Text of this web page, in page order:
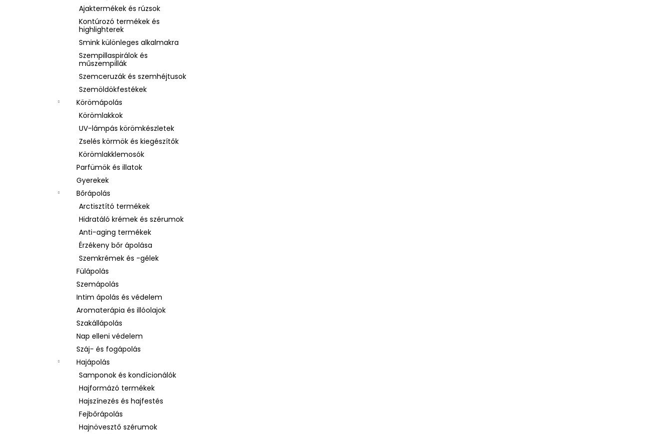
Ajaktermékek és rúzsok
Kontúrozó termékek és
highlighterek
Smink különleges alkalmakra
Szempillaspirálok és
műszempillák
Szemceruzák és szemhéjtusok
Szemöldökfestékek
Körömápolás
Körömlakkok
UV-lámpás körömkészletek
Zselés körmök és kiegészítők
Körömlakklemosók
Parfümök és illatok
Gyerekek
Bőrápolás
Arctisztító termékek
Hidratáló krémek és szérumok
Anti-aging termékek
Érzékeny bőr ápolása
Szemkrémek és -gélek
Fülápolás
Szemápolás
Intim ápolás és védelem
Aromaterápia és illóolajok
Szakállápolás
Nap elleni védelem
Száj- és fogápolás
Hajápolás
Samponok és kondícionálók
Hajformázó termékek
Hajszínezés és hajfestés
Fejbőrápolás
Hajnövesztő szérumok